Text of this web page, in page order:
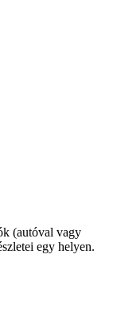
(autóval vagy
egy helyen.